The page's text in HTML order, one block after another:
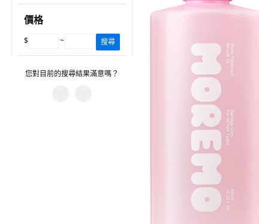
價格
$ ~ 搜尋
您對目前的搜尋結果滿意嗎？